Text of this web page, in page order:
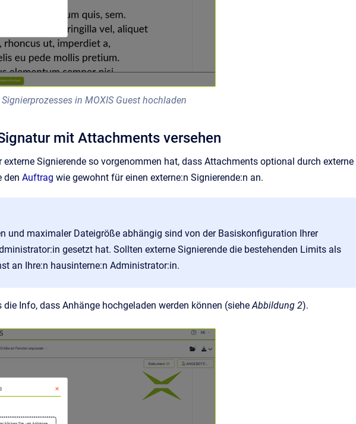
in MOXIS Guest hochladen
mit Attachments versehen
Signierende so vorgenommen hat, dass Attachments optional durch externe
den Auftrag wie gewohnt für einen externe:n Signierende:n an.
und maximaler Dateigröße abhängig sind von der Basiskonfiguration Ihrer
gesetzt hat. Sollten externe Signierende die bestehenden Limits als
an Ihre:n hausinterne:n Administrator:in.
Info, dass Anhänge hochgeladen werden können (siehe Abbildung 2).